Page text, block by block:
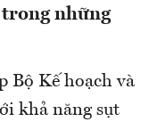
những
Bộ Kế hoạch và
khả năng sụt